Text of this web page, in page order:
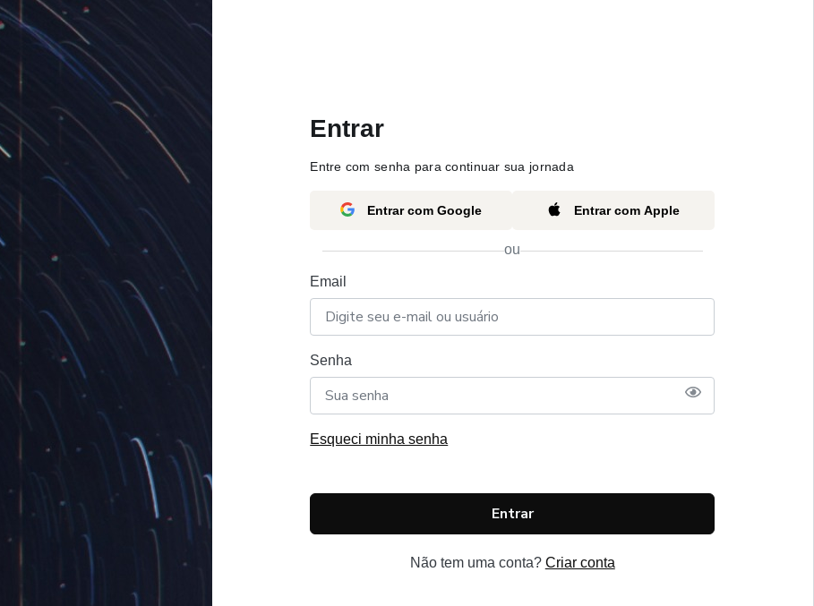
Entrar
Entre com senha para continuar sua jornada
Entrar com Google Entrar com Apple
ou
Email
Senha
Esqueci minha senha
Entrar
Não tem uma conta? Criar conta